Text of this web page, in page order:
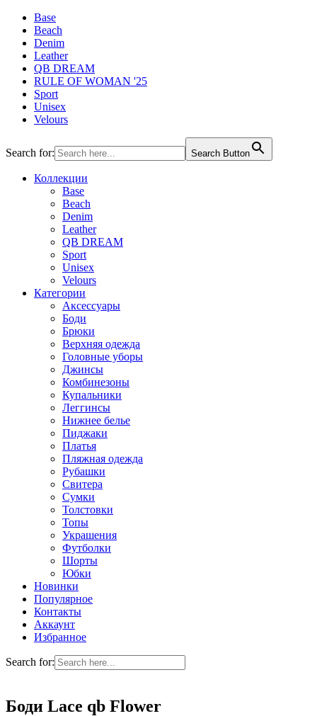
Base
Beach
Denim
Leather
QB DREAM
RULE OF WOMAN '25
Sport
Unisex
Velours
Search for: Search Button
Коллекции
Base
Beach
Denim
Leather
QB DREAM
Sport
Unisex
Velours
Категории
Аксессуары
Боди
Брюки
Верхняя одежда
Головные уборы
Джинсы
Комбинезоны
Купальники
Леггинсы
Нижнее белье
Пиджаки
Платья
Пляжная одежда
Рубашки
Свитера
Сумки
Толстовки
Топы
Украшения
Футболки
Шорты
Юбки
Новинки
Популярное
Контакты
Аккаунт
Избранное
Search for:
Боди Lace qb Flower